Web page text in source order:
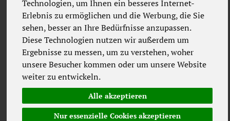
Technologien, um Ihnen ein besseres Internet-
Erlebnis zu ermöglichen und die Werbung, die Sie
sehen, besser an Ihre Bedürfnisse anzupassen.
Diese Technologien nutzen wir außerdem um
Ergebnisse zu messen, um zu verstehen, woher
unsere Besucher kommen oder um unsere Website
weiter zu entwickeln.
Alle akzeptieren
Nur essenzielle Cookies akzeptieren
Allergene Merkmale